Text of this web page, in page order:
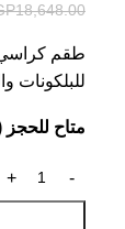
18,648.00
للبلكونات
متاح